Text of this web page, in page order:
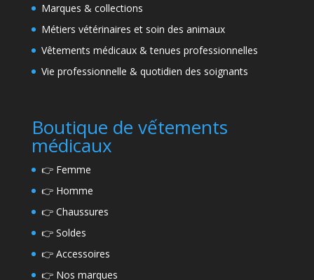
Marques & collections
Métiers vétérinaires et soin des animaux
Vêtements médicaux & tenues professionnelles
Vie professionnelle & quotidien des soignants
Boutique de vếtements
médicaux
👉 Femme
👉 Homme
👉 Chaussures
👉 Soldes
👉 Accessoires
👉 Nos marques